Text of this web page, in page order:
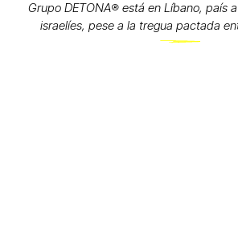
Grupo DETONA®️ está en Líbano, país
israelíes, pese a la tregua pactada